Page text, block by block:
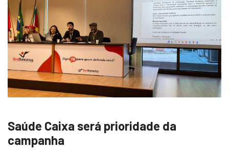
Saúde Caixa será prioridade da
campanha